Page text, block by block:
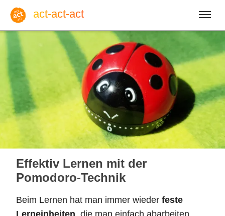
act-act-act
Anmelden
Blog
So, 09. August 2026 |
Englisch Deutsch Spanisch
Effektiv Lernen mit der
Pomodoro-Technik
Beim Lernen hat man immer wieder feste